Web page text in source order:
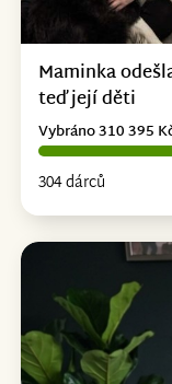
Maminka
teď její děti
304 dárců
Vybráno 310 395